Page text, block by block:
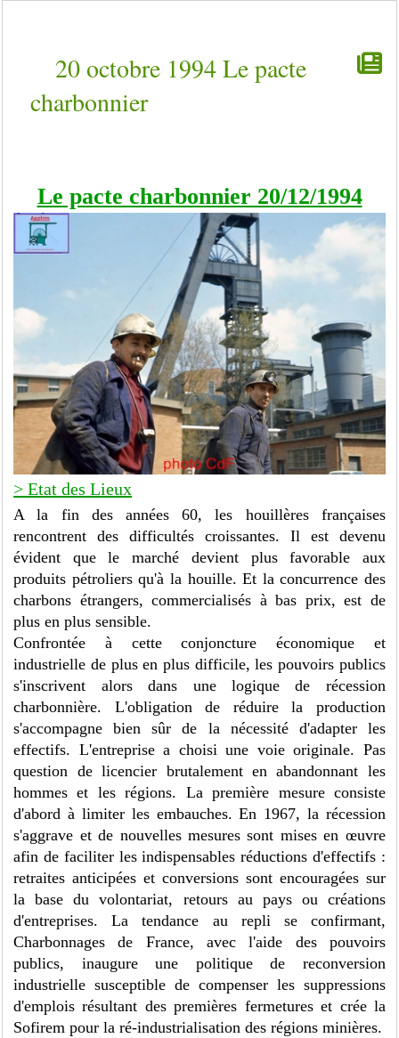
20 octobre 1994 Le pacte
charbonnier
Le pacte charbonnier 20/12/1994
> Etat des Lieux
A la fin des années 60, les houillères françaises
rencontrent des difficultés croissantes. Il est devenu
évident que le marché devient plus favorable aux
produits pétroliers qu'à la houille. Et la concurrence des
charbons étrangers, commercialisés à bas prix, est de
plus en plus sensible.
Confrontée à cette conjoncture économique et
industrielle de plus en plus difficile, les pouvoirs publics
s'inscrivent alors dans une logique de récession
charbonnière. L'obligation de réduire la production
s'accompagne bien sûr de la nécessité d'adapter les
effectifs. L'entreprise a choisi une voie originale. Pas
question de licencier brutalement en abandonnant les
hommes et les régions. La première mesure consiste
d'abord à limiter les embauches. En 1967, la récession
s'aggrave et de nouvelles mesures sont mises en œuvre
afin de faciliter les indispensables réductions d'effectifs :
retraites anticipées et conversions sont encouragées sur
la base du volontariat, retours au pays ou créations
d'entreprises. La tendance au repli se confirmant,
Charbonnages de France, avec l'aide des pouvoirs
publics, inaugure une politique de reconversion
industrielle susceptible de compenser les suppressions
d'emplois résultant des premières fermetures et crée la
Sofirem pour la ré-industrialisation des régions minières.